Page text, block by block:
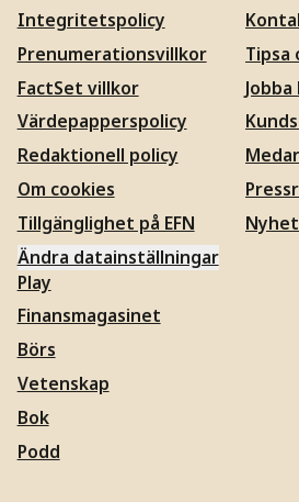
Integritetspolicy
Prenumerationsvillkor
FactSet villkor
Värdepapperspolicy
Redaktionell policy
Om cookies
Tillgänglighet på EFN
Ändra datainställningar
Tipsa
Play
Finansmagasinet
Börs
Vetenskap
Bok
Podd